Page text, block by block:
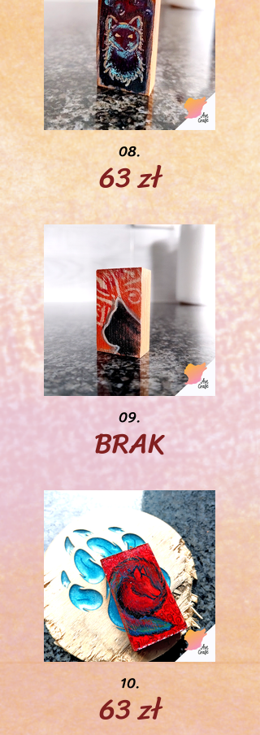
08.
63 zł
09.
BRAK
10.
63 zł